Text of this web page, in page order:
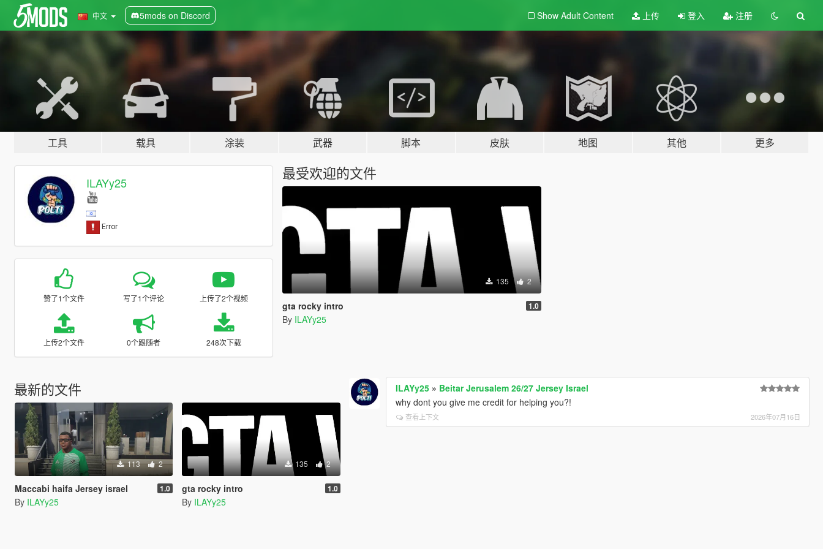
中文 5mods on Discord Show Adult Content 上传 登入 注册
工具 载具 涂装 武器 脚本 皮肤 地图 其他 更多
ILAYy25
赞了1个文件 写了1个评论 上传了2个视频
上传2个文件 0个跟随者 248次下载
最受欢迎的文件
135 2
gta rocky intro 1.0
By ILAYy25
最新的文件
113 2
Maccabi haifa Jersey israel 1.0
By ILAYy25
135 2
gta rocky intro 1.0
By ILAYy25
ILAYy25 » Beitar Jerusalem 26/27 Jersey Israel
why dont you give me credit for helping you?!
查看上下文 2026年07月16日